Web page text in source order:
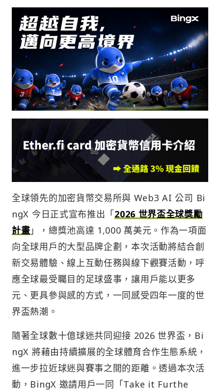
全球領先的加密貨幣交易所與 Web3 AI 公司 Bi
ngX 今日正式宣布推出「2026 世界盃全球獎勵
計畫 」，總獎池高達 1,000 萬美元。作為一項面
向全球用戶的大型品牌企劃，本次活動將結合創
新交易體驗、線上互動任務與線下觀賽活動，呼
應全球最受矚目的足球盛事，讓用戶能以更多
元、更具參與感的方式，一同感受四年一度的世
界盃熱潮。
隨著全球數十億球迷共同迎接 2026 世界盃，Bi
ngX 將藉由持續擴展的全球體育合作生態系統，
進一步拉近球迷與賽事之間的距離。透過本次活
動，BingX 邀請用戶一同「Take it Furthe